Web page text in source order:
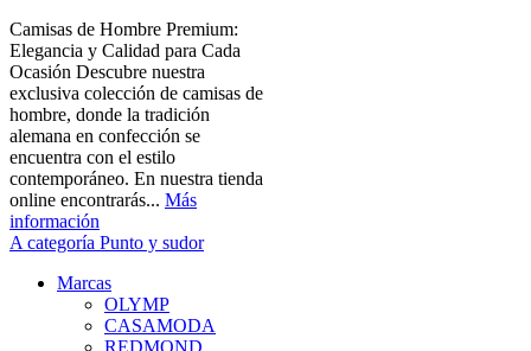
Camisas de Hombre Premium:
Elegancia y Calidad para Cada
Ocasión Descubre nuestra
exclusiva colección de camisas de
hombre, donde la tradición
alemana en confección se
encuentra con el estilo
contemporáneo. En nuestra tienda
online encontrarás... Más
información
A categoría Punto y sudor
Marcas
OLYMP
CASAMODA
REDMOND